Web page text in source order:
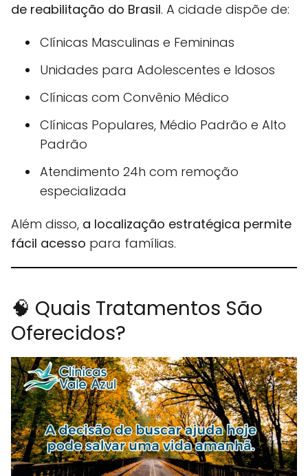
de reabilitação do Brasil. A cidade dispõe de:
Clínicas Masculinas e Femininas
Unidades para Adolescentes e Idosos
Clínicas com Convênio Médico
Clínicas Populares, Médio Padrão e Alto
Padrão
Atendimento 24h com remoção
especializada
Além disso, a localização estratégica permite
fácil acesso para famílias.
🧠 Quais Tratamentos São
Oferecidos?